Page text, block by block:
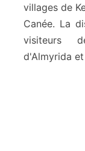
villages de
Canée. La
visiteurs
d'Almyrida